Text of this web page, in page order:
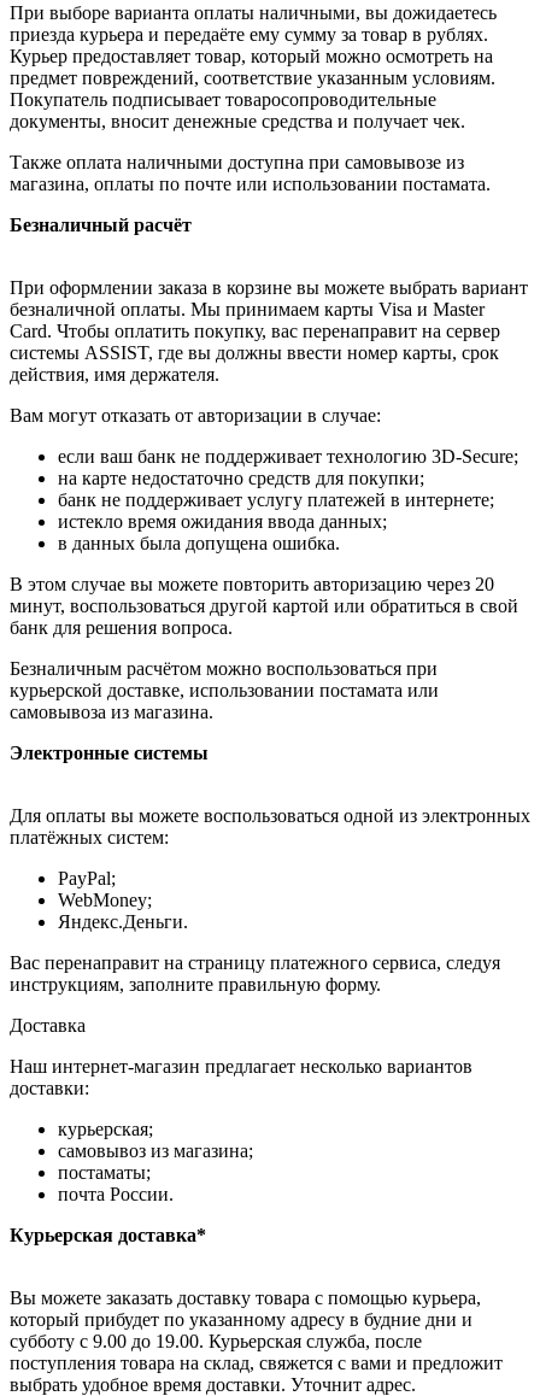
При выборе варианта оплаты наличными, вы дожидаетесь
приезда курьера и передаёте ему сумму за товар в рублях.
Курьер предоставляет товар, который можно осмотреть на
предмет повреждений, соответствие указанным условиям.
Покупатель подписывает товаросопроводительные
документы, вносит денежные средства и получает чек.
Также оплата наличными доступна при самовывозе из
магазина, оплаты по почте или использовании постамата.
Безналичный расчёт
При оформлении заказа в корзине вы можете выбрать вариант
безналичной оплаты. Мы принимаем карты Visa и Master
Card. Чтобы оплатить покупку, вас перенаправит на сервер
системы ASSIST, где вы должны ввести номер карты, срок
действия, имя держателя.
Вам могут отказать от авторизации в случае:
если ваш банк не поддерживает технологию 3D-Secure;
на карте недостаточно средств для покупки;
банк не поддерживает услугу платежей в интернете;
истекло время ожидания ввода данных;
в данных была допущена ошибка.
В этом случае вы можете повторить авторизацию через 20
минут, воспользоваться другой картой или обратиться в свой
банк для решения вопроса.
Безналичным расчётом можно воспользоваться при
курьерской доставке, использовании постамата или
самовывоза из магазина.
Электронные системы
Для оплаты вы можете воспользоваться одной из электронных
платёжных систем:
PayPal;
WebMoney;
Яндекс.Деньги.
Вас перенаправит на страницу платежного сервиса, следуя
инструкциям, заполните правильную форму.
Доставка
Наш интернет-магазин предлагает несколько вариантов
доставки:
курьерская;
самовывоз из магазина;
постаматы;
почта России.
Курьерская доставка*
Вы можете заказать доставку товара с помощью курьера,
который прибудет по указанному адресу в будние дни и
субботу с 9.00 до 19.00. Курьерская служба, после
поступления товара на склад, свяжется с вами и предложит
выбрать удобное время доставки. Уточнит адрес.